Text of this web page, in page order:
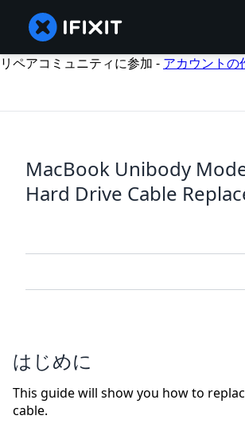
リペアコミュニティに参加 - アカウントの
MacBook Unibody
Hard Drive Cable
はじめに
This guide will show you how to
cable.